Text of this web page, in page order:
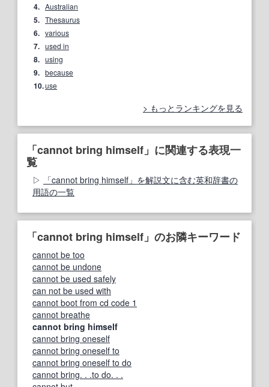
4. Australian
5. Thesaurus
6. various
7. used in
8. using
9. because
10.use
もっとランキングを見る
「cannot bring himself」に関連する表現一
覧
「cannot bring himself」を解説文に含む英和辞書の
用語の一覧
「cannot bring himself」のお隣キーワード
cannot be too
cannot be undone
cannot be used safely
can not be used with
cannot boot from cd code 1
cannot breathe
cannot bring himself
cannot bring oneself
cannot bring oneself to
cannot bring oneself to do
cannot bring. . .to do. . .